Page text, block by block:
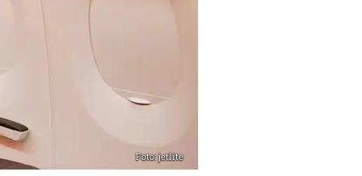
Foto: jetlite